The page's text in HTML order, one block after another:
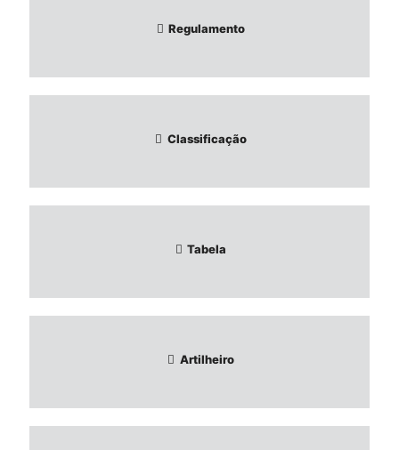
Regulamento
Classificação
Tabela
Artilheiro